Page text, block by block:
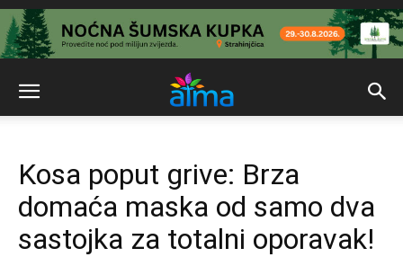
Kosa poput grive: Brza
domaća maska ​​od samo dva
sastojka za totalni oporavak!